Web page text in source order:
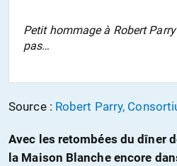
CONTACTER
FAIRE UN
DON
Petit hommage à Robert
pas…
Source : Robert Parry,
Avec les retombées du dîner
la Maison Blanche encore